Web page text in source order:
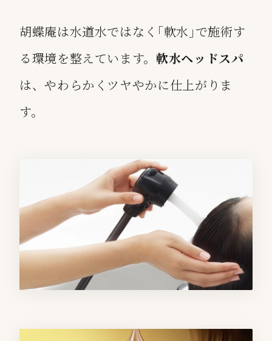
胡蝶庵は水道水ではなく｢軟水｣で施術す
る環境を整えています。軟水ヘッドスパ
は、やわらかくツヤやかに仕上がりま
す。